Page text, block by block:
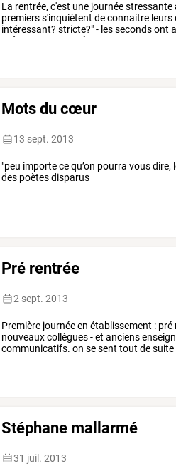
La rentrée,c'est une journéestressante
premierss'inquiètent deconnaitre leurs
intéressant? stricte?"- lessecondsont
à créer
Mots du cœur
13 sept. 2013
"peu importe ce qu’on pourra vous
des poètes disparus
Pré rentrée
2 sept. 2013
Première journéeen établissement : pré
nouveauxcollègues-et anciens
communicatifs. on sesent tout desuite
d'emploi du qui finalement
Stéphane mallarmé
31 juil. 2013